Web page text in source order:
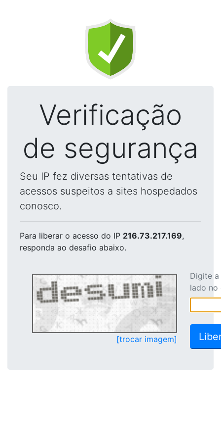
Verificação
de segurança
Seu IP fez diversas tentativas de
acessos suspeitos a sites hospedados
conosco.
Para liberar o acesso do IP 216.73.217.169,
responda ao desafio abaixo.
[trocar imagem]
Digite
lado no